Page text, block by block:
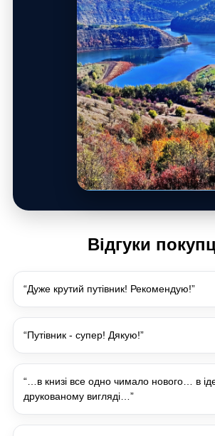
Відгуки
“Дуже крутий путівник! Рекомендую!”
“Путівник - супер! Дякую!”
“…в книзі все одно чимало нового… в
друкованому вигляді…”